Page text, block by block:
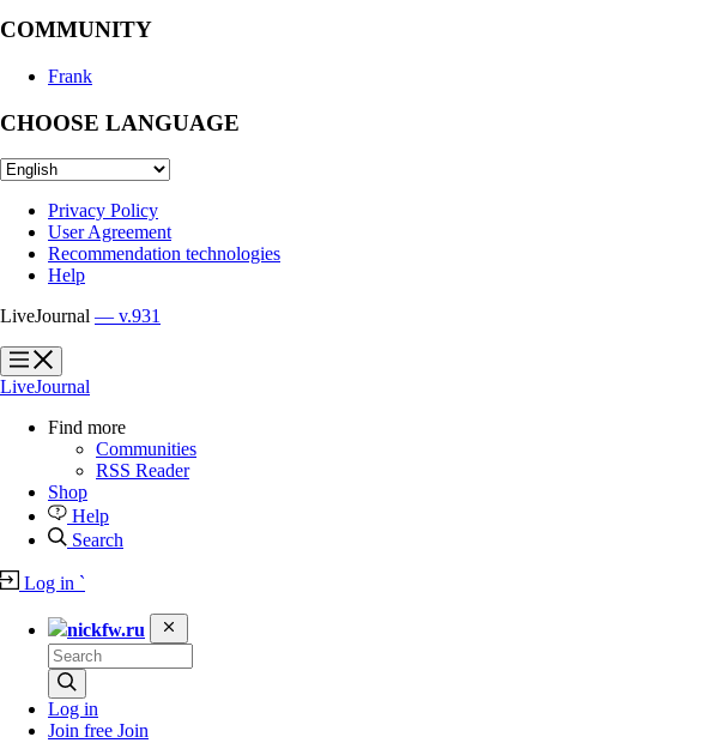
COMMUNITY
Frank
CHOOSE LANGUAGE
Privacy Policy
User Agreement
Recommendation technologies
Help
LiveJournal — v.931
?
?
LiveJournal
Find more
Communities
RSS Reader
Shop
Help
Search
Log in `
nickfw.ru
Log in
Join free Join